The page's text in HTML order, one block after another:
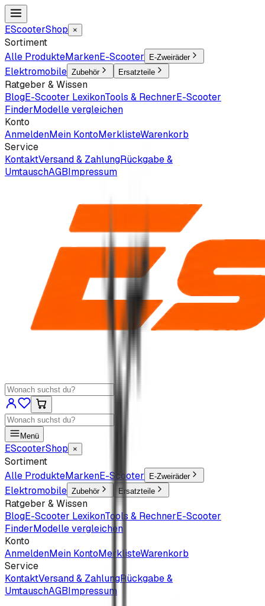
EScooterShop ×
Sortiment
Alle ProdukteMarkenE-Scooter E-Zweiräder
Elektromobile Zubehör Ersatzteile
Ratgeber & Wissen
BlogE-Scooter LexikonTools & RechnerE-Scooter
FinderModelle vergleichen
Konto
AnmeldenMein KontoMerklisteWarenkorb
Service
KontaktVersand & ZahlungRückgabe &
UmtauschAGBImpressum
Menü
EScooterShop ×
Sortiment
Alle ProdukteMarkenE-Scooter E-Zweiräder
Elektromobile Zubehör Ersatzteile
Ratgeber & Wissen
BlogE-Scooter LexikonTools & RechnerE-Scooter
FinderModelle vergleichen
Konto
AnmeldenMein KontoMerklisteWarenkorb
Service
KontaktVersand & ZahlungRückgabe &
UmtauschAGBImpressum